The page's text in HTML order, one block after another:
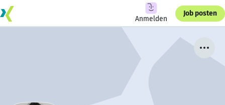
Anmelden
Job posten